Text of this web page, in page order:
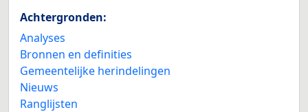
Achtergronden:
Analyses
Bronnen en definities
Gemeentelijke herindelingen
Nieuws
Ranglijsten